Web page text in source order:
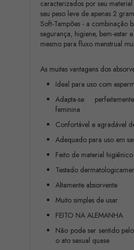
caracterizados por seu
seu peso leve de apenas 2
Soft-Tampões - a combinação
segurança, higiene, bem-estar
mesmo para fluxo menstrual
As muitas vantagens dos
Ideal para uso com
Adapta-se
feminina
Confortável e agradável
Adequado para uso em
Feito de material higiênico
Testado
Altamente absorvente
Muito simples de usar
FEITO NA ALEMANHA
Não pode ser sentido
o ato sexual quase